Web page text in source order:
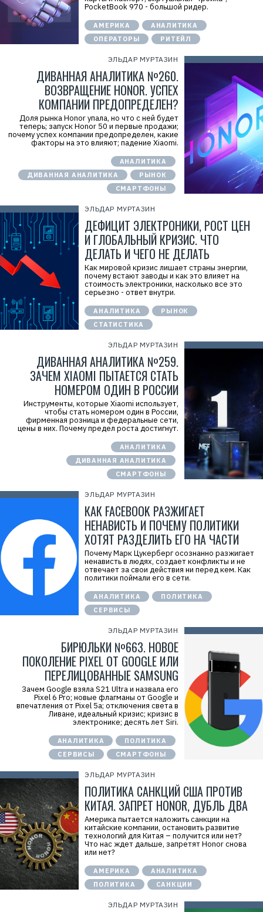
PocketBook 970 - большой ридер.
АМЕРИКА
АНАЛИТИКА
ОПЕРАТОРЫ
РИТЕЙЛ
ЭЛЬДАР МУРТАЗИН
ДИВАННАЯ АНАЛИТИКА №260.
ВОЗВРАЩЕНИЕ HONOR. УСПЕХ
КОМПАНИИ ПРЕДОПРЕДЕЛЕН?
Доля рынка Honor упала, но что с ней будет
теперь; запуск Honor 50 и первые продажи;
почему успех компании предопределен, какие
факторы на это влияют; падение Xiaomi.
АНАЛИТИКА
ДИВАННАЯ АНАЛИТИКА
РЫНОК
СМАРТФОНЫ
ЭЛЬДАР МУРТАЗИН
ДЕФИЦИТ ЭЛЕКТРОНИКИ, РОСТ ЦЕН
И ГЛОБАЛЬНЫЙ КРИЗИС. ЧТО
ДЕЛАТЬ И ЧЕГО НЕ ДЕЛАТЬ
Как мировой кризис лишает страны энергии,
почему встают заводы и как это влияет на
стоимость электроники, насколько все это
серьезно - ответ внутри.
АНАЛИТИКА
РЫНОК
СТАТИСТИКА
ЭЛЬДАР МУРТАЗИН
ДИВАННАЯ АНАЛИТИКА №259.
ЗАЧЕМ XIAOMI ПЫТАЕТСЯ СТАТЬ
НОМЕРОМ ОДИН В РОССИИ
Инструменты, которые Xiaomi использует,
чтобы стать номером один в России,
фирменная розница и федеральные сети,
цены в них. Почему предел роста достигнут.
АНАЛИТИКА
ДИВАННАЯ АНАЛИТИКА
СМАРТФОНЫ
ЭЛЬДАР МУРТАЗИН
КАК FACEBOOK РАЗЖИГАЕТ
НЕНАВИСТЬ И ПОЧЕМУ ПОЛИТИКИ
ХОТЯТ РАЗДЕЛИТЬ ЕГО НА ЧАСТИ
Почему Марк Цукерберг осознанно разжигает
ненависть в людях, создает конфликты и не
отвечает за свои действия ни перед кем. Как
политики поймали его в сети.
АНАЛИТИКА
ПОЛИТИКА
СЕРВИСЫ
ЭЛЬДАР МУРТАЗИН
БИРЮЛЬКИ №663. НОВОЕ
ПОКОЛЕНИЕ PIXEL ОТ GOOGLE ИЛИ
ПЕРЕЛИЦОВАННЫЕ SAMSUNG
Зачем Google взяла S21 Ultra и назвала его
Pixel 6 Pro; новые флагманы от Google и
впечатления от Pixel 5a; отключения света в
Ливане, идеальный кризис; кризис в
электронике; десять лет Siri.
АНАЛИТИКА
ПОЛИТИКА
СЕРВИСЫ
СМАРТФОНЫ
ЭЛЬДАР МУРТАЗИН
ПОЛИТИКА САНКЦИЙ США ПРОТИВ
КИТАЯ. ЗАПРЕТ HONOR, ДУБЛЬ ДВА
Америка пытается наложить санкции на
китайские компании, остановить развитие
технологий для Китая – получится или нет?
Что нас ждет дальше, запретят Honor снова
или нет?
АМЕРИКА
АНАЛИТИКА
ПОЛИТИКА
САНКЦИИ
ЭЛЬДАР МУРТАЗИН